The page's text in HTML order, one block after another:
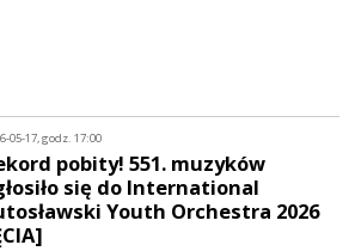
05-17, godz. 17:00
pobity! 551. muzyków
się do International
Youth Orchestra 2026